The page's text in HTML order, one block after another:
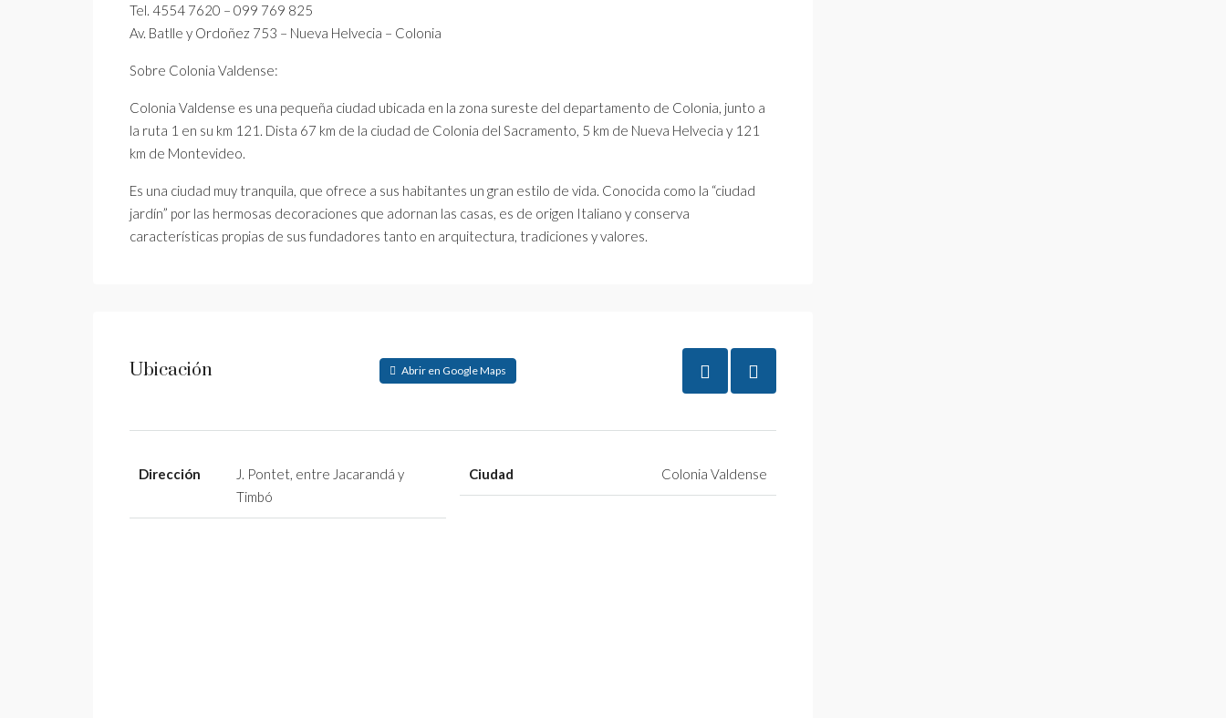
Tel. 4554 7620 – 099 769 825
Av. Batlle y Ordoñez 753 – Nueva Helvecia – Colonia
Sobre Colonia Valdense:
Colonia Valdense es una pequeña ciudad ubicada en la zona sureste del departamento de Colonia, junto a
la ruta 1 en su km 121. Dista 67 km de la ciudad de Colonia del Sacramento, 5 km de Nueva Helvecia y 121
km de Montevideo.
Es una ciudad muy tranquila, que ofrece a sus habitantes un gran estilo de vida. Conocida como la “ciudad
jardín” por las hermosas decoraciones que adornan las casas, es de origen Italiano y conserva
características propias de sus fundadores tanto en arquitectura, tradiciones y valores.
Ubicación Abrir en Google Maps
Dirección
J. Pontet, entre Jacarandá y
Timbó
Ciudad Colonia Valdense